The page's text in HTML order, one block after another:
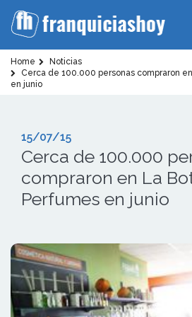
Home
Noticias
Cerca de 100.000 personas compraron
en junio
15/07/15
Cerca de 100.000
compraron en La
Perfumes en junio